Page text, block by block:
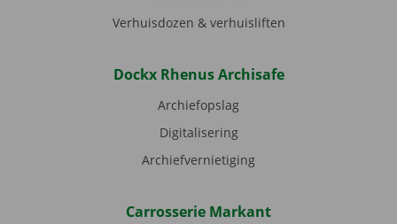
Verhuisdozen & verhuisliften
Dockx Rhenus Archisafe
Archiefopslag
Digitalisering
Archiefvernietiging
Carrosserie Markant